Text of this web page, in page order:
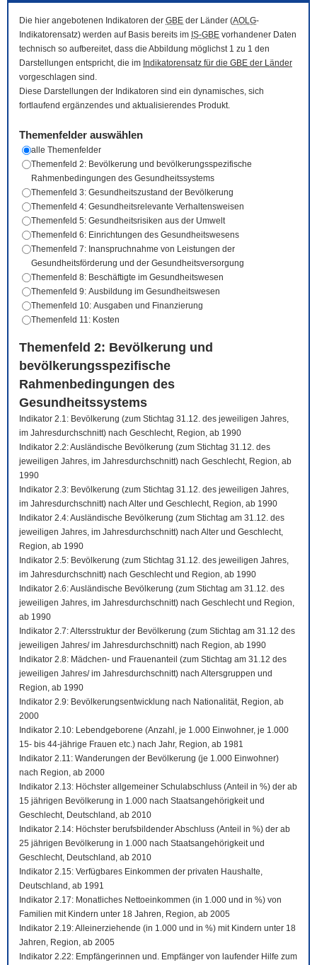
Die hier angebotenen Indikatoren der GBE der Länder (AOLG-
Indikatorensatz) werden auf Basis bereits im IS-GBE vorhandener Daten
technisch so aufbereitet, dass die Abbildung möglichst 1 zu 1 den
Darstellungen entspricht, die im Indikatorensatz für die GBE der Länder
vorgeschlagen sind.
Diese Darstellungen der Indikatoren sind ein dynamisches, sich
fortlaufend ergänzendes und aktualisierendes Produkt.
Themenfelder auswählen
alle Themenfelder
Themenfeld 2: Bevölkerung und bevölkerungsspezifische
Rahmenbedingungen des Gesundheitssystems
Themenfeld 3: Gesundheitszustand der Bevölkerung
Themenfeld 4: Gesundheitsrelevante Verhaltensweisen
Themenfeld 5: Gesundheitsrisiken aus der Umwelt
Themenfeld 6: Einrichtungen des Gesundheitswesens
Themenfeld 7: Inanspruchnahme von Leistungen der
Gesundheitsförderung und der Gesundheitsversorgung
Themenfeld 8: Beschäftigte im Gesundheitswesen
Themenfeld 9: Ausbildung im Gesundheitswesen
Themenfeld 10: Ausgaben und Finanzierung
Themenfeld 11: Kosten
Themenfeld 2: Bevölkerung und
bevölkerungsspezifische
Rahmenbedingungen des
Gesundheitssystems
Indikator 2.1: Bevölkerung (zum Stichtag 31.12. des jeweiligen Jahres,
im Jahresdurchschnitt) nach Geschlecht, Region, ab 1990
Indikator 2.2: Ausländische Bevölkerung (zum Stichtag 31.12. des
jeweiligen Jahres, im Jahresdurchschnitt) nach Geschlecht, Region, ab
1990
Indikator 2.3: Bevölkerung (zum Stichtag 31.12. des jeweiligen Jahres,
im Jahresdurchschnitt) nach Alter und Geschlecht, Region, ab 1990
Indikator 2.4: Ausländische Bevölkerung (zum Stichtag am 31.12. des
jeweiligen Jahres, im Jahresdurchschnitt) nach Alter und Geschlecht,
Region, ab 1990
Indikator 2.5: Bevölkerung (zum Stichtag 31.12. des jeweiligen Jahres,
im Jahresdurchschnitt) nach Geschlecht und Region, ab 1990
Indikator 2.6: Ausländische Bevölkerung (zum Stichtag am 31.12. des
jeweiligen Jahres, im Jahresdurchschnitt) nach Geschlecht und Region,
ab 1990
Indikator 2.7: Altersstruktur der Bevölkerung (zum Stichtag am 31.12 des
jeweiligen Jahres/ im Jahresdurchschnitt) nach Region, ab 1990
Indikator 2.8: Mädchen- und Frauenanteil (zum Stichtag am 31.12 des
jeweiligen Jahres/ im Jahresdurchschnitt) nach Altersgruppen und
Region, ab 1990
Indikator 2.9: Bevölkerungsentwicklung nach Nationalität, Region, ab
2000
Indikator 2.10: Lebendgeborene (Anzahl, je 1.000 Einwohner, je 1.000
15- bis 44-jährige Frauen etc.) nach Jahr, Region, ab 1981
Indikator 2.11: Wanderungen der Bevölkerung (je 1.000 Einwohner)
nach Region, ab 2000
Indikator 2.13: Höchster allgemeiner Schulabschluss (Anteil in %) der ab
15 jährigen Bevölkerung in 1.000 nach Staatsangehörigkeit und
Geschlecht, Deutschland, ab 2010
Indikator 2.14: Höchster berufsbildender Abschluss (Anteil in %) der ab
25 jährigen Bevölkerung in 1.000 nach Staatsangehörigkeit und
Geschlecht, Deutschland, ab 2010
Indikator 2.15: Verfügbares Einkommen der privaten Haushalte,
Deutschland, ab 1991
Indikator 2.17: Monatliches Nettoeinkommen (in 1.000 und in %) von
Familien mit Kindern unter 18 Jahren, Region, ab 2005
Indikator 2.19: Alleinerziehende (in 1.000 und in %) mit Kindern unter 18
Jahren, Region, ab 2005
Indikator 2.22: Empfängerinnen und. Empfänger von laufender Hilfe zum